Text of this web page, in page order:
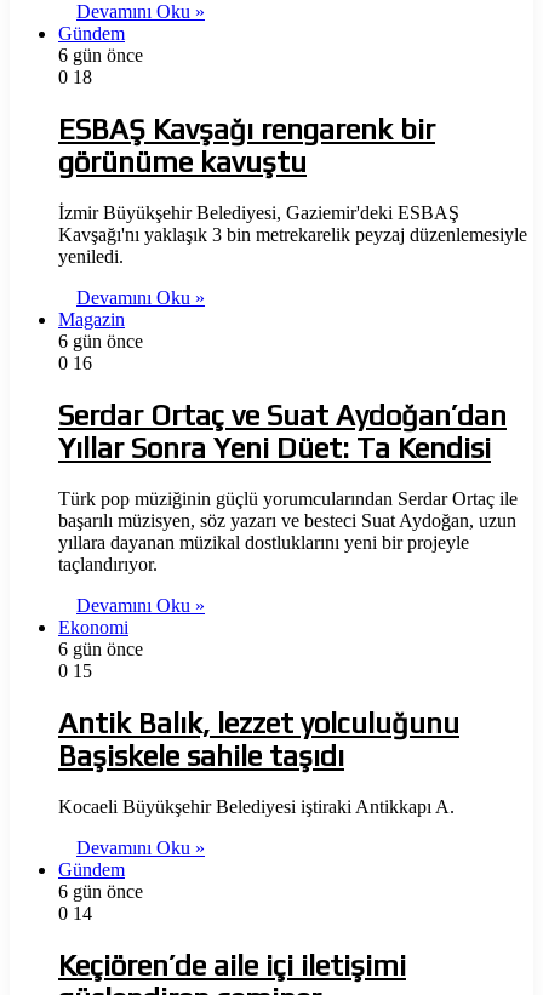
Devamını Oku »
Gündem
6 gün önce
0 18
ESBAŞ Kavşağı rengarenk bir
görünüme kavuştu
İzmir Büyükşehir Belediyesi, Gaziemir'deki ESBAŞ
Kavşağı'nı yaklaşık 3 bin metrekarelik peyzaj düzenlemesiyle
yeniledi.
Devamını Oku »
Magazin
6 gün önce
0 16
Serdar Ortaç ve Suat Aydoğan’dan
Yıllar Sonra Yeni Düet: Ta Kendisi
Türk pop müziğinin güçlü yorumcularından Serdar Ortaç ile
başarılı müzisyen, söz yazarı ve besteci Suat Aydoğan, uzun
yıllara dayanan müzikal dostluklarını yeni bir projeyle
taçlandırıyor.
Devamını Oku »
Ekonomi
6 gün önce
0 15
Antik Balık, lezzet yolculuğunu
Başiskele sahile taşıdı
Kocaeli Büyükşehir Belediyesi iştiraki Antikkapı A.
Devamını Oku »
Gündem
6 gün önce
0 14
Keçiören’de aile içi iletişimi